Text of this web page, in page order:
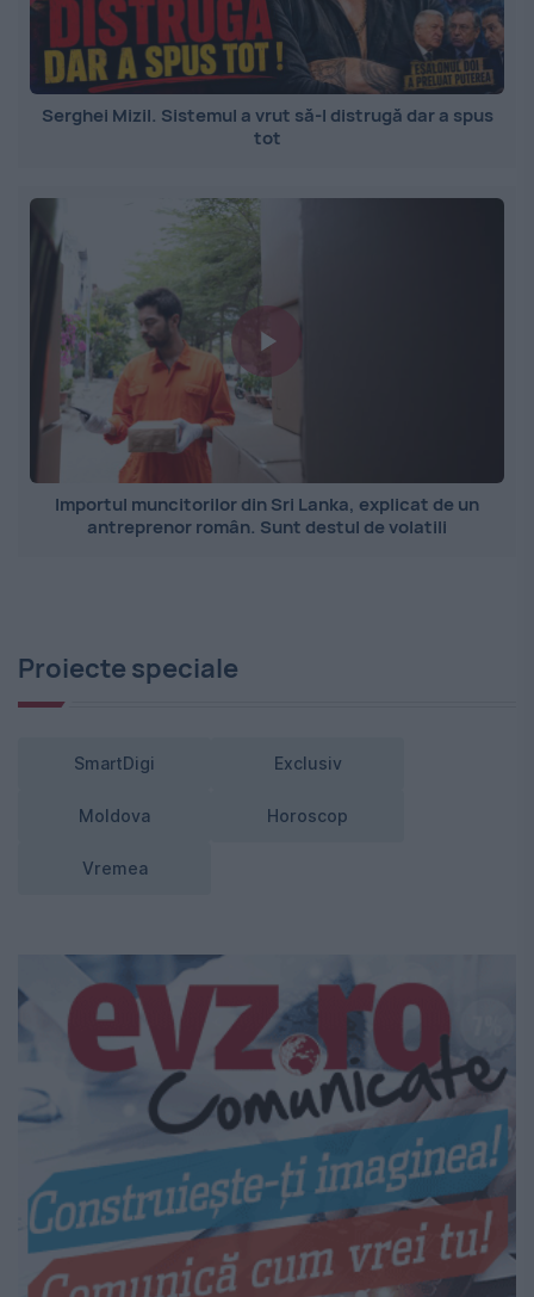
Serghei Mizil. Sistemul a vrut să-l distrugă dar a spus
tot
Importul muncitorilor din Sri Lanka, explicat de un
antreprenor român. Sunt destul de volatili
Proiecte speciale
SmartDigi Exclusiv
Moldova Horoscop
Vremea